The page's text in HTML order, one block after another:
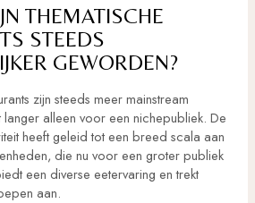
THEMATISCHE
STEEDS
GEWORDEN?
zijn steeds meer mainstream
alleen voor een nichepubliek. De
heeft geleid tot een breed scala aan
die nu voor een groter publiek
een diverse eetervaring en trekt
aan.